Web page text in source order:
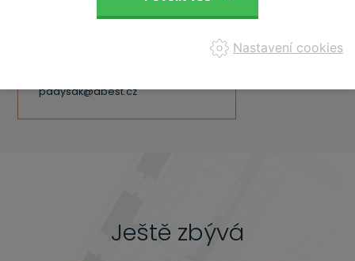
padysak@dbest.cz
Ještě zbývá
Nastavení cookies